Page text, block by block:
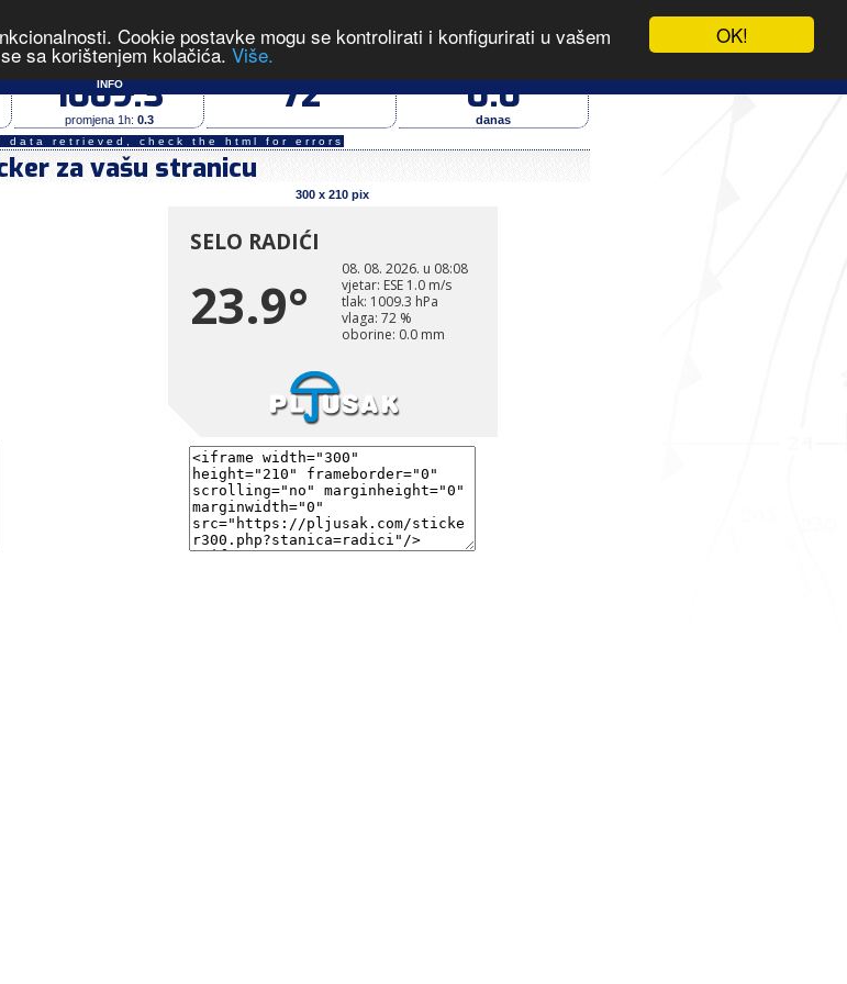
OK!
Cookie postavke mogu se kontrolirati i konfigurirati u vašem
sa korištenjem kolačića. Više.
INFO
u 08:08 dana 08.08.2026.- IZVOR PODATAKA
tlak zraka (hPa)
1009.3
promjena 1h: 0.3
72 0.0
danas
data retrieved, check the html for errors
za vašu stranicu
300 x 210 pix